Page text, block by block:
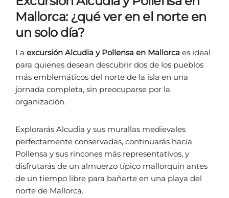
Mallorca: ¿qué ver en el norte en
un solo día?
La excursión Alcudia y Pollensa en Mallorca es ideal
para quienes desean descubrir dos de los pueblos
más emblemáticos del norte de la isla en una
jornada completa, sin preocuparse por la
organización.
Explorarás Alcudia y sus murallas medievales
perfectamente conservadas, continuarás hacia
Pollensa y sus rincones más representativos, y
disfrutarás de un almuerzo típico mallorquín antes
de un tiempo libre para bañarte en una playa del
norte de Mallorca.